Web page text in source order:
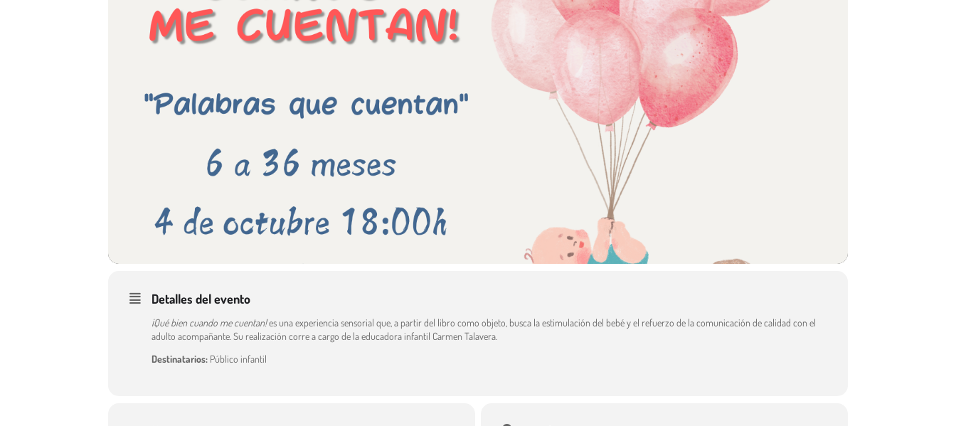
Detalles del evento
¡Qué bien cuando me cuentan!es una experiencia sensorial que, a partir del libro como objeto, busca la estimulación del bebé y el refuerzo de la comunicación de calidad con el
adulto acompañante. Su realización corre a cargo de la educadora infantil Carmen Talavera.
Destinatarios: Público infantil